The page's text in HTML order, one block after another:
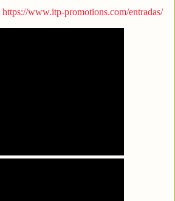
https://www.itp-promotions.com/entradas/